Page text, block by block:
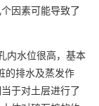
因素可能导致了
内水位很高，基本
的排水及蒸发作
于对土层进行了